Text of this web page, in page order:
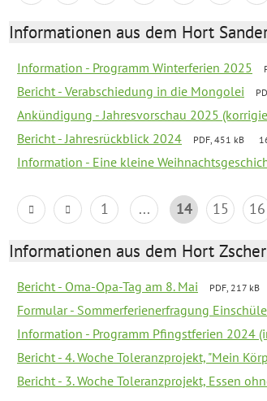
Informationen aus dem Hort
Information - Programm Winterferien 2025
Bericht - Verabschiedung in die Mongolei
Ankündigung - Jahresvorschau 2025
Bericht - Jahresrückblick 2024 PDF, 451 kB
Information - Eine kleine
1 ... 14 15 16
Informationen aus dem Hort
Bericht - Oma-Opa-Tag am 8. Mai PDF, 217 kB
Formular - Sommerferienerfragung
Information - Programm Pfingstferien 2024
Bericht - 4. Woche Toleranzprojekt, "Mein
Bericht - 3. Woche Toleranzprojekt, Essen